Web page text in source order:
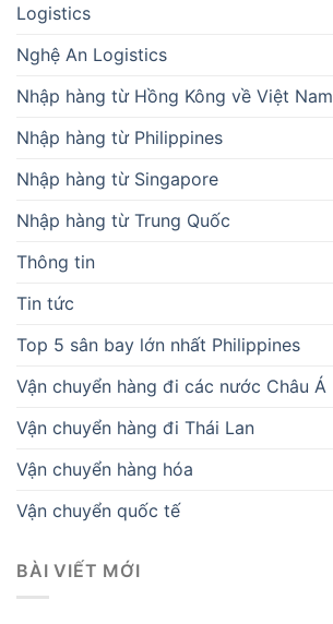
Logistics
Nghệ An Logistics
Nhập hàng từ Hồng Kông về Việt Nam
Nhập hàng từ Philippines
Nhập hàng từ Singapore
Nhập hàng từ Trung Quốc
Thông tin
Tin tức
Top 5 sân bay lớn nhất Philippines
Vận chuyển hàng đi các nước Châu Á
Vận chuyển hàng đi Thái Lan
Vận chuyển hàng hóa
Vận chuyển quốc tế
BÀI VIẾT MỚI